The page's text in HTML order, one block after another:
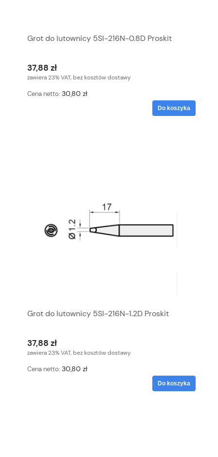
Grot do lutownicy 5SI-216N-0.8D Proskit
37,88 zł
zawiera 23% VAT, bez kosztów dostawy
Cena netto: 30,80 zł
Do koszyka
Grot do lutownicy 5SI-216N-1.2D Proskit
37,88 zł
zawiera 23% VAT, bez kosztów dostawy
Cena netto: 30,80 zł
Do koszyka